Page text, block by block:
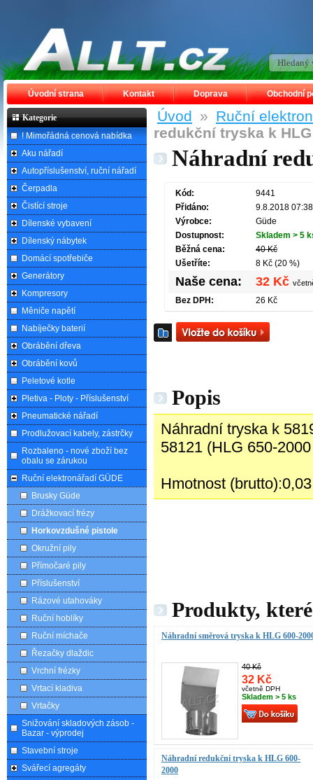
Úvod » Ruční
redukční tryska k
Náhradní
Kód:
9441
Přidáno:
9.8.2018
Výrobce:
Güde
Dostupnost:
Skladem > 5
Běžná cena:
40 Kč
Ušetříte:
8 Kč (20 %)
Naše cena: 32 Kč
Bez DPH: 26 Kč
Popis
Náhradní tryska k
58121 (HLG 650-
Hmotnost
Produkty,
Náhradní směrová tryska k HLG 600-
40 Kč
32 Kč
včetně DPH
Skladem > 5 ks
Náhradní redukční tryska k HLG 600-
2000
Úvodní strana Kontakt Doprava Obchodní
Kategorie
! Mimořádná cenová nabídka
Aku nářadí
Autopříslušenství, ruční nářadí
Čerpadla
Čistící stroje
Dílenské vybavení
Dílenský nábytek
Domácí spotřebiče
Generátory
Kompresory
Měniče napětí
Nabíječky baterií
Obrábění dřeva
Obrábění kovů
Peletové kotle
Pletiva - Ploty - Příslušenství
Pneumatické nářadí
Prodlužovací kabely, zástrčky
Rozbaleno - nové zboží bez
obalu se zárukou
Ruční elektronářadí GÜDE
Brusky Güde
Drážkovací frézy
Horkovzdušné pistole
Okružní pily
Přímočaré pily
Příslušenství
Rázové utahováky
Ruční hoblíky
Ruční míchače
Řezačky dlaždic
Vrchní frézky
Vrtací kladiva
Vrtačky
Snižování skladových zásob -
Bazar - výprodej
Stavební stroje
Svářecí agregáty